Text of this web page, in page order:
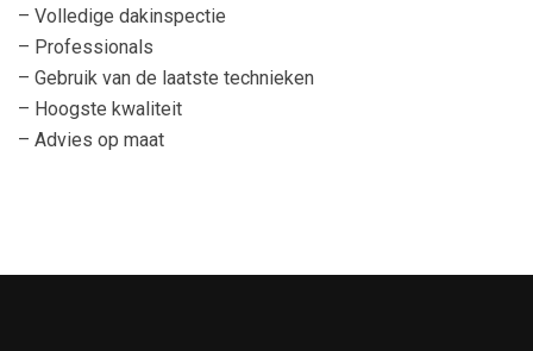
– Volledige dakinspectie
– Professionals
– Gebruik van de laatste technieken
– Hoogste kwaliteit
– Advies op maat